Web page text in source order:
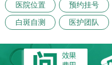
医院位置 预约挂号
白斑自测 医护团队